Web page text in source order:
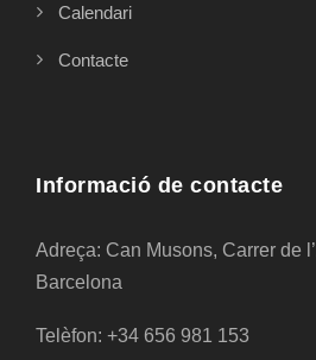
Calendari
Contacte
Informació de contacte
Adreça: Can Musons, Carrer de
Barcelona
Telèfon: +34 656 981 153